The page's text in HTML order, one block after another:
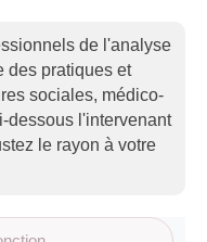
de l'analyse
des pratiques et
sociales, médico-
dessous l'intervenant
le rayon à votre